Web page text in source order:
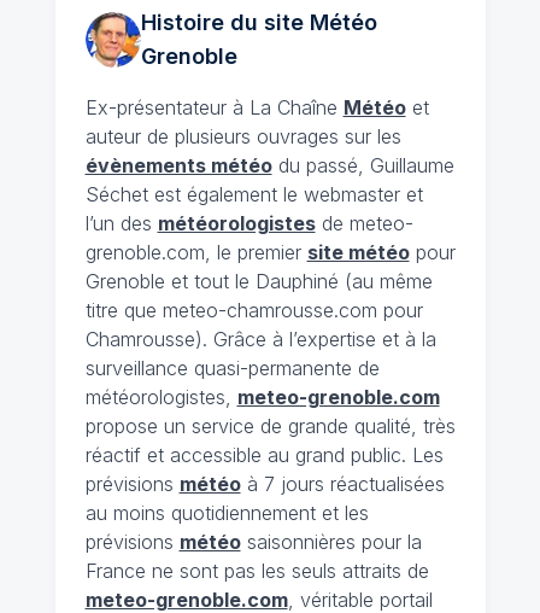
Histoire du site Météo
Grenoble
Ex-présentateur à La Chaîne Météoet
auteur de plusieurs ouvrages sur les
évènements météodu passé, Guillaume
Séchet est également le webmaster et
l’un des météorologistesde meteo-
grenoble.com, le premier site météopour
Grenoble et tout le Dauphiné (au même
titre que meteo-chamrousse.com pour
Chamrousse). Grâce à l’expertise et à la
surveillance quasi-permanente de
météorologistes, meteo-grenoble.com
propose un service de grande qualité, très
réactif et accessible au grand public. Les
prévisions météoà 7 jours réactualisées
au moins quotidiennement et les
prévisions météosaisonnières pour la
France ne sont pas les seuls attraits de
meteo-grenoble.com, véritable portail